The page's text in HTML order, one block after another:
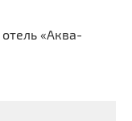
«Аква-